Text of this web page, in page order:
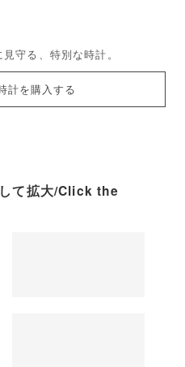
守る、特別な時計。
計を購入する
て拡大/Click the